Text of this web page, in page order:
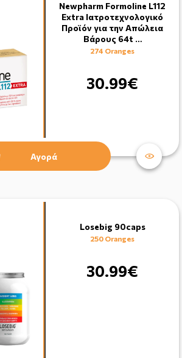
Newpharm Formoline L112
Extra Ιατροτεχνολογικό
Προϊόν για την Απώλεια
Βάρους 64t …
274 Oranges
30.99€
Αγορά
Losebig 90caps
250 Oranges
30.99€